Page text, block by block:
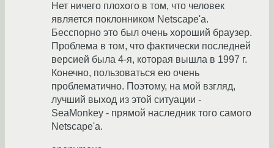
Нет ничего плохого в том, что человек
является поклонником Netscape'а.
Бесспорно это был очень хороший браузер.
Проблема в том, что фактически последней
версией была 4-я, которая вышла в 1997 г.
Конечно, пользоваться ею очень
проблематично. Поэтому, на мой взгляд,
лучший выход из этой ситуации -
SeaMonkey - прямой наследник того самого
Netscape'а.